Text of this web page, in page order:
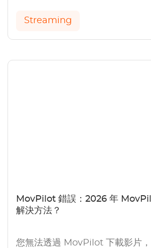
Streaming
MovPilot 錯誤：2026 年
解決方法？
您無法透過 MovPilot 下載影片，